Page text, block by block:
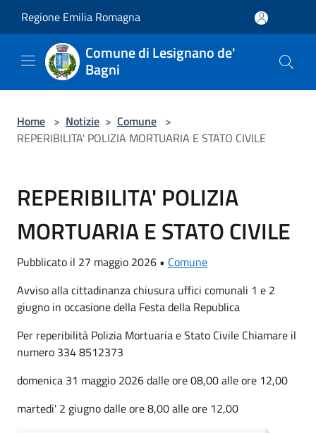
Regione Emilia Romagna
Comune di Lesignano de'
Bagni
Home > Notizie > Comune >
REPERIBILITA' POLIZIA MORTUARIA E STATO CIVILE
REPERIBILITA' POLIZIA
MORTUARIA E STATO CIVILE
Pubblicato il 27 maggio 2026 • Comune
Avviso alla cittadinanza chiusura uffici comunali 1 e 2
giugno in occasione della Festa della Republica
Per reperibilità Polizia Mortuaria e Stato Civile Chiamare il
numero 334 8512373
domenica 31 maggio 2026 dalle ore 08,00 alle ore 12,00
martedi' 2 giugno dalle ore 8,00 alle ore 12,00